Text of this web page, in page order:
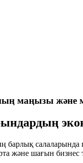
маңызы және
салаларында
және шағын бизнес